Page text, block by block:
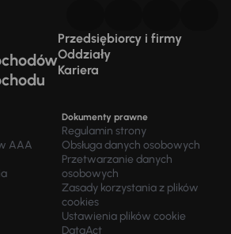
Przedsiębiorcy i firmy
Oddziały
Kariera
AAA
Dokumenty prawne
Regulamin strony
Obsługa danych osobowych
Przetwarzanie danych
osobowych
Zasady korzystania z plików
cookies
Ustawienia plików cookie
DataAct